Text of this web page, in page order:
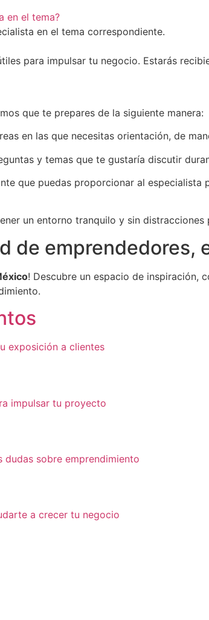
en el tema?
en el tema correspondiente.
para impulsar tu negocio. Estarás
que te prepares de la siguiente manera:
en las que necesitas orientación, de
y temas que te gustaría discutir
que puedas proporcionar al
un entorno tranquilo y sin
de emprendedores,
! Descubre un espacio de inspiración,
exposición a clientes
impulsar tu proyecto
sobre emprendimiento
a crecer tu negocio